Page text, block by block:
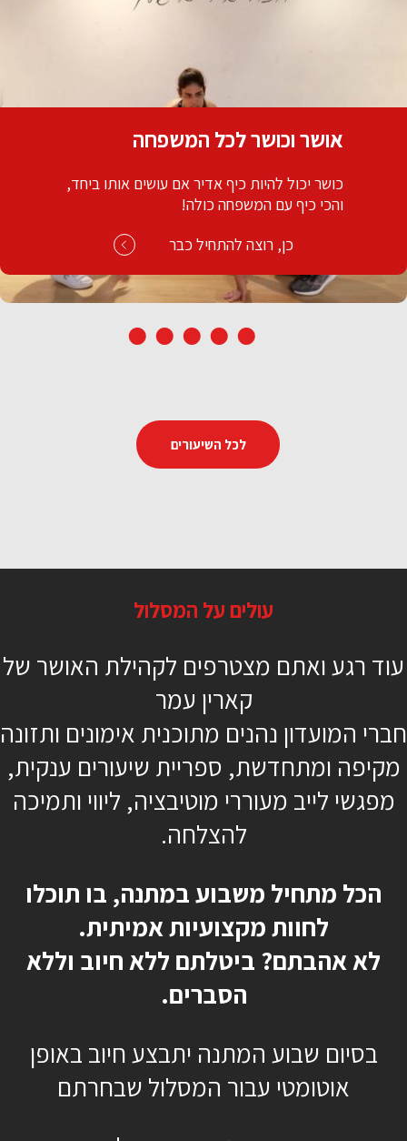
אושר וכושר לכל המשפחה
כושר יכול להיות כיף אדיר אם עושים אותו ביחד,
והכי כיף עם המשפחה כולה!
כן, רוצה להתחיל כבר
מתחילים
כן, רוצה להתחיל כבר
לכל השיעורים
עולים על המסלול
עוד רגע ואתם מצטרפים לקהילת האושר של
קארין עמר
חברי המועדון נהנים מתוכנית אימונים ותזונה
מקיפה ומתחדשת, ספריית שיעורים ענקית,
מפגשי לייב מעוררי מוטיבציה, ליווי ותמיכה
להצלחה.
הכל מתחיל משבוע במתנה, בו תוכלו
לחוות מקצועיות אמיתית.
לא אהבתם? ביטלתם ללא חיוב וללא
הסברים.
בסיום שבוע המתנה יתבצע חיוב באופן
אוטומטי עבור המסלול שבחרתם